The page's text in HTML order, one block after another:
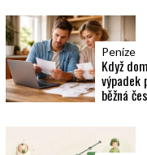
Peníze
Když
výpadek
běžná